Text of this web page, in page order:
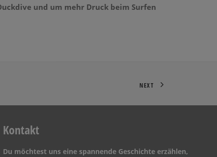
und um mehr Druck beim Surfen
NEXT
Kontakt
Du möchtest uns eine spannende Geschichte erzählen,